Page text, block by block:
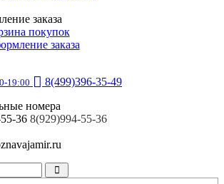
заказа
покупок
заказа
19:00
8(499)396-35-49
номера
8(929)994-55-36